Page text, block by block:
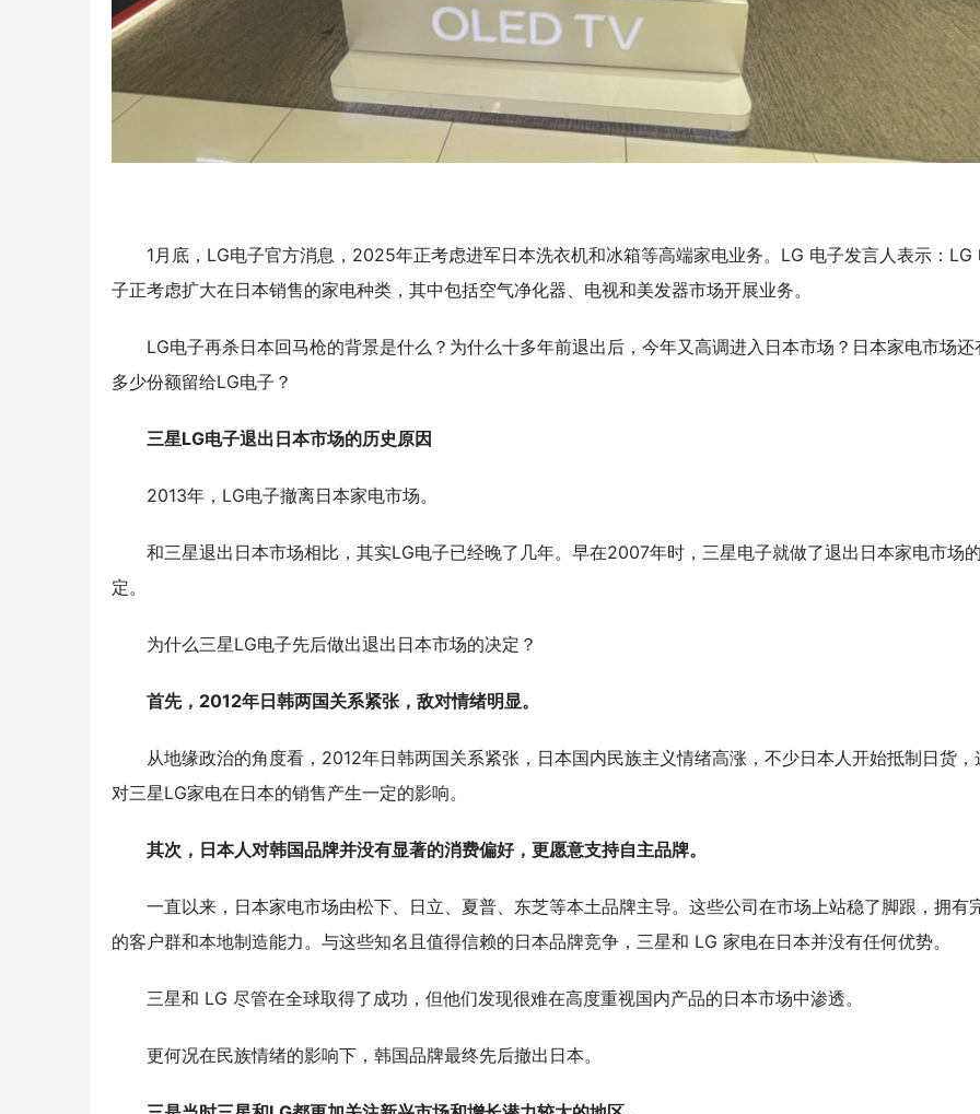
1月底， LG电子官方消息， 2025年正考虑进军日本洗衣机和冰箱等高端家电业务。LG 电子发言人表示：LG
子正考虑扩大在日本销售的家电种类，其中包括空气净化器、电视和美发器市场开展业务。
LG电子再杀日本回马枪的背景是什么？为什么十多年前退出后，今年又高调进入日本市场？日本家电市场还
多少份额留给LG电子？
三星LG电子退出日本市场的历史原因
2013年，LG电子撤离日本家电市场。
和三星退出日本市场相比，其实LG电子已经晚了几年。早在2007年时，三星电子就做了退出日本家电市场
定。
为什么三星LG电子先后做出退出日本市场的决定？
首先， 2012年日韩两国关系紧张，敌对情绪明显。
从地缘政治的角度看， 2012年日韩两国关系紧张，日本国内民族主义情绪高涨，不少日本人开始抵制日货，
对三星LG家电在日本的销售产生一定的影响。
其次，日本人对韩国品牌并没有显著的消费偏好，更愿意支持自主品牌。
一直以来，日本家电市场由松下、日立、夏普、东芝等本土品牌主导。这些公司在市场上站稳了脚跟，拥有
的客户群和本地制造能力。与这些知名且值得信赖的日本品牌竞争，三星和 LG 家电在日本并没有任何优势。
三星和 LG 尽管在全球取得了成功，但他们发现很难在高度重视国内产品的日本市场中渗透。
更何况在民族情绪的影响下，韩国品牌最终先后撤出日本。